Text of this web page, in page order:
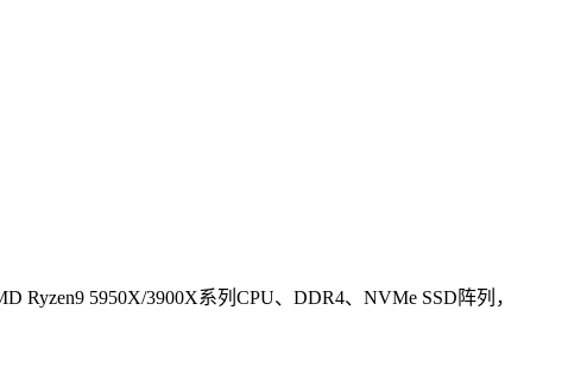
5950X/3900X系列CPU、DDR4、NVMe SSD阵列，